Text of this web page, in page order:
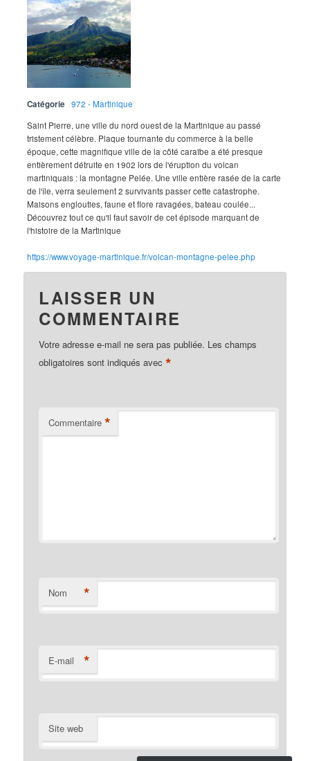
Catégorie
972 - Martinique
Saint Pierre, une ville du nord ouest de la Martinique au passé
tristement célèbre. Plaque tournante du commerce à la belle
époque, cette magnifique ville de la côté caraïbe a été presque
entièrement détruite en 1902 lors de l'éruption du volcan
martiniquais : la montagne Pelée. Une ville entière rasée de la carte
de l'île, verra seulement 2 survivants passer cette catastrophe.
Maisons englouties, faune et flore ravagées, bateau coulée...
Découvrez tout ce qu'il faut savoir de cet épisode marquant de
l'histoire de la Martinique
https://www.voyage-martinique.fr/volcan-montagne-pelee.php
LAISSER UN
COMMENTAIRE
Votre adresse e-mail ne sera pas publiée. Les champs
obligatoires sont indiqués avec*
Commentaire *
Nom *
E-mail *
Site web